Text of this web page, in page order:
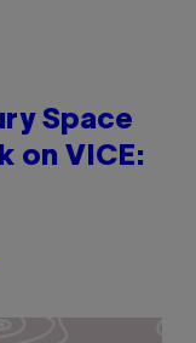
Space
on VICE: